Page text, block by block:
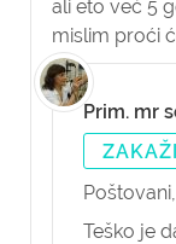
ali eto već 5
mislim proći
Prim. mr
Poštovani,
Teško je